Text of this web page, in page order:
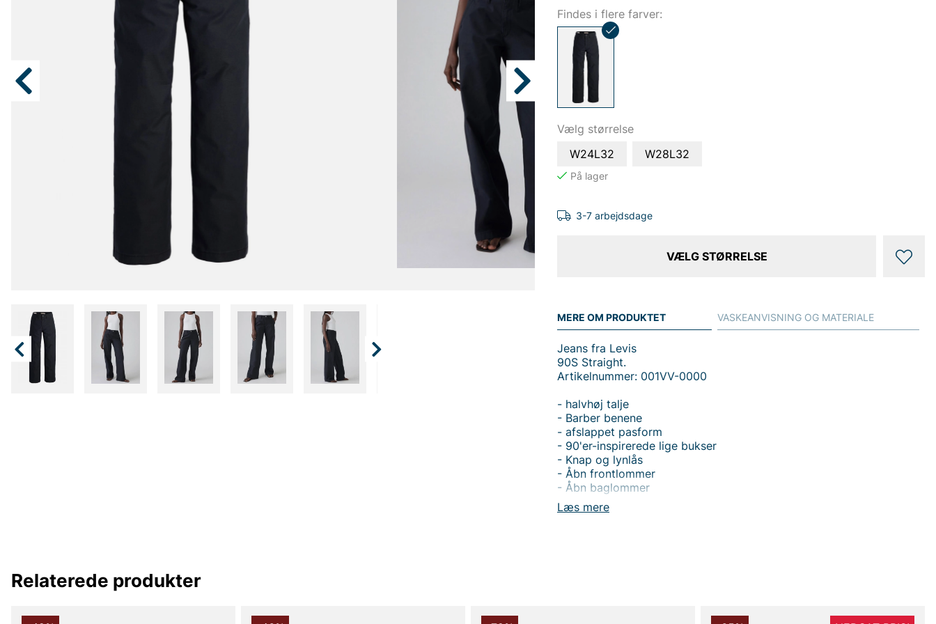
Findes i flere farver:
Vælg størrelse
W24L32
W28L32
3-7 arbejdsdage
VÆLG STØRRELSE
MERE OM PRODUKTET
Læs mere
Jeans fra Levis
90S Straight.
Artikelnummer: 001VV-0000
- halvhøj talje
- Barber benene
- afslappet pasform
- 90'er-inspirerede lige bukser
- Knap og lynlås
- Åbn frontlommer
- Åbn baglommer
- Damesjeans
VASKEANVISNING OG MATERIALE
Relaterede produkter